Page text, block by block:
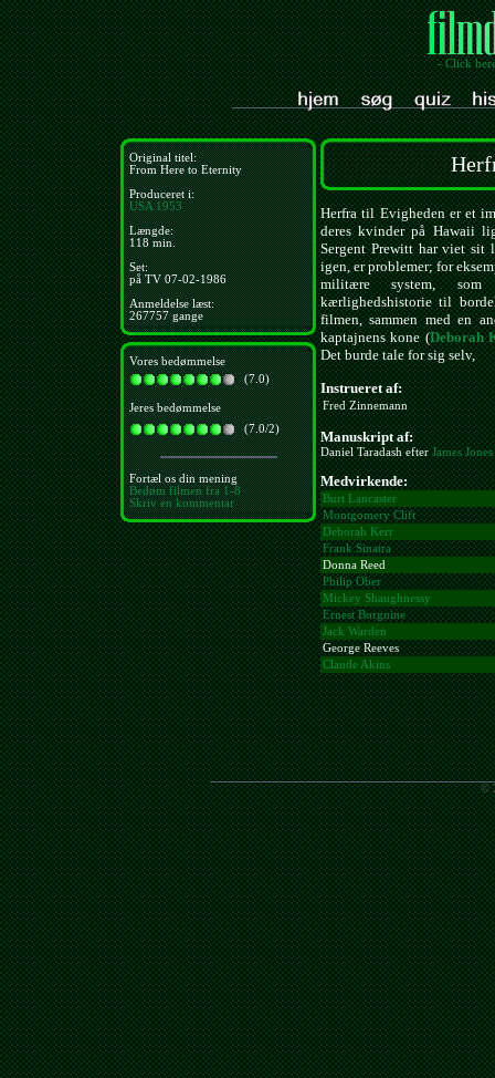
- Click
Original titel:
From Here to Eternity
Produceret i:
USA 1953
Længde:
118 min.
Set:
på TV 07-02-1986
Anmeldelse læst:
267757 gange
Vores bedømmelse
(7.0)
Jeres bedømmelse
(7.0/2)
Fortæl os din mening
Bedøm filmen fra 1-8
Skriv en kommentar
Herfra til Evigheden er et
deres kvinder på Hawaii
Sergent Prewitt har viet
igen, er problemer; for
militære system, som
kærlighedshistorie til
filmen, sammen med en
kaptajnens kone (Deborah
Det burde tale for sig selv,
Instrueret af:
Fred Zinnemann
Manuskript af:
Daniel Taradash efterJames Jones
Medvirkende:
Burt Lancaster
Montgomery Clift
Deborah Kerr
Frank Sinatra
Donna Reed
Philip Ober
Mickey Shaughnessy
Ernest Borgnine
Jack Warden
George Reeves
Claude Akins
©